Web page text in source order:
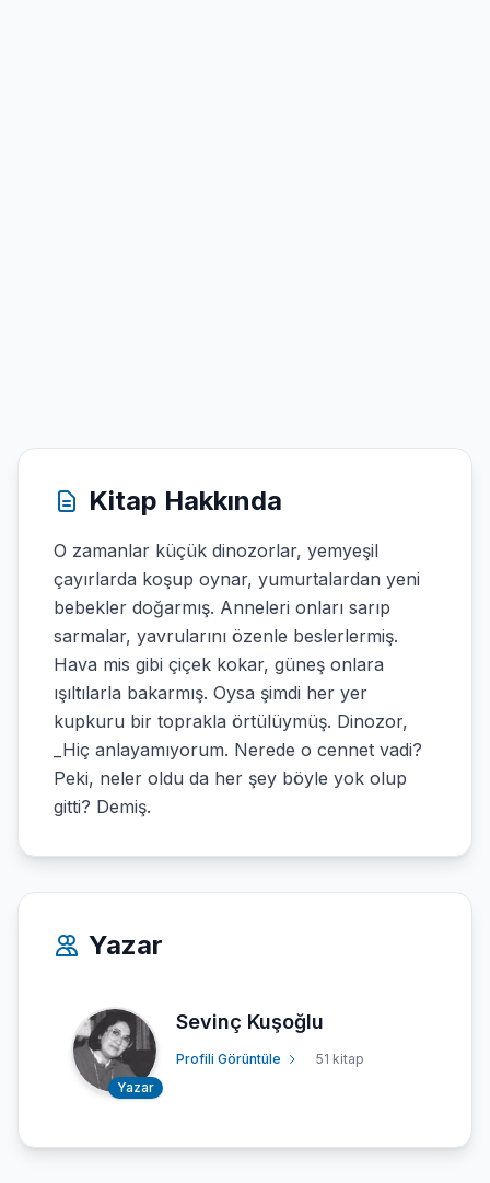
Kitap Hakkında
O zamanlar küçük dinozorlar, yemyeşil
çayırlarda koşup oynar, yumurtalardan yeni
bebekler doğarmış. Anneleri onları sarıp
sarmalar, yavrularını özenle beslerlermiş.
Hava mis gibi çiçek kokar, güneş onlara
ışıltılarla bakarmış. Oysa şimdi her yer
kupkuru bir toprakla örtülüymüş. Dinozor,
_Hiç anlayamıyorum. Nerede o cennet vadi?
Peki, neler oldu da her şey böyle yok olup
gitti? Demiş.
Yazar
Yazar
Sevinç Kuşoğlu
Profili Görüntüle 51 kitap